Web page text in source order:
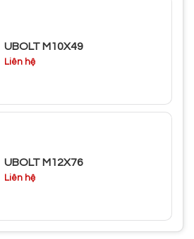
UBOLT M10X49
Liên hệ
UBOLT M12X76
Liên hệ